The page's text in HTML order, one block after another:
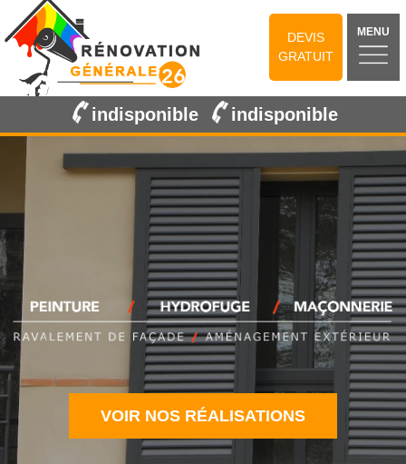
DEVIS
GRATUIT
MENU
indisponible indisponible
VOIR NOS RÉALISATIONS